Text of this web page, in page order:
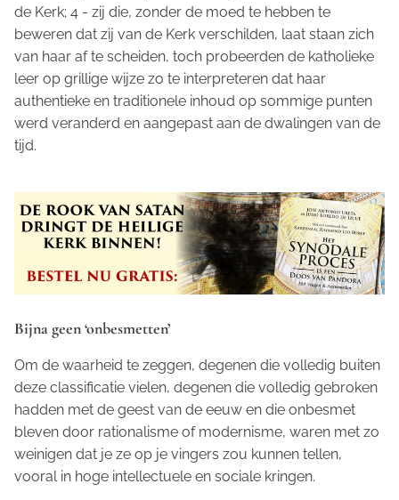
de Kerk; 4 - zij die, zonder de moed te hebben te
beweren dat zij van de Kerk verschilden, laat staan zich
van haar af te scheiden, toch probeerden de katholieke
leer op grillige wijze zo te interpreteren dat haar
authentieke en traditionele inhoud op sommige punten
werd veranderd en aangepast aan de dwalingen van de
tijd.
Bijna geen ‘onbesmetten’
Om de waarheid te zeggen, degenen die volledig buiten
deze classificatie vielen, degenen die volledig gebroken
hadden met de geest van de eeuw en die onbesmet
bleven door rationalisme of modernisme, waren met zo
weinigen dat je ze op je vingers zou kunnen tellen,
vooral in hoge intellectuele en sociale kringen.